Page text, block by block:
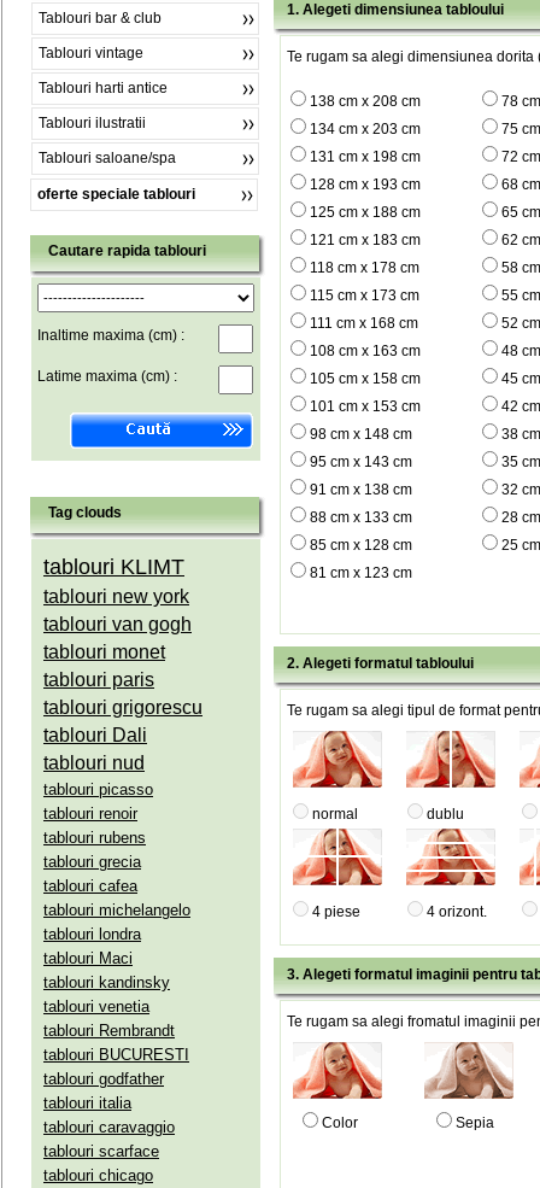
Tablouri bar & club
Tablouri vintage
Tablouri harti antice
Tablouri ilustratii
Tablouri saloane/spa
oferte speciale tablouri
Cautare rapida tablouri
Inaltime maxima (cm) :
Latime maxima (cm) :
Tag clouds
tablouri KLIMT
tablouri new york
tablouri van gogh
tablouri monet
tablouri paris
tablouri grigorescu
tablouri Dali
tablouri nud
tablouri picasso
tablouri renoir
tablouri rubens
tablouri grecia
tablouri cafea
tablouri michelangelo
tablouri londra
tablouri Maci
tablouri kandinsky
tablouri venetia
tablouri Rembrandt
tablouri BUCURESTI
tablouri godfather
tablouri italia
tablouri caravaggio
tablouri scarface
tablouri chicago
1. Alegeti dimensiunea tabloului
Te rugam sa alegi dimensiunea dorita
138 cm x 208 cm
78
134 cm x 203 cm
75
131 cm x 198 cm
72
128 cm x 193 cm
68
125 cm x 188 cm
65
121 cm x 183 cm
62
118 cm x 178 cm
58
115 cm x 173 cm
55
111 cm x 168 cm
52
108 cm x 163 cm
48
105 cm x 158 cm
45
101 cm x 153 cm
42
98 cm x 148 cm
38
95 cm x 143 cm
35
91 cm x 138 cm
32
88 cm x 133 cm
28
85 cm x 128 cm
25
81 cm x 123 cm
2. Alegeti formatul tabloului
Te rugam sa alegi tipul de format
normal dublu
4 piese 4 orizont.
3. Alegeti formatul imaginii pentru
Te rugam sa alegi fromatul imaginii
Color Sepia